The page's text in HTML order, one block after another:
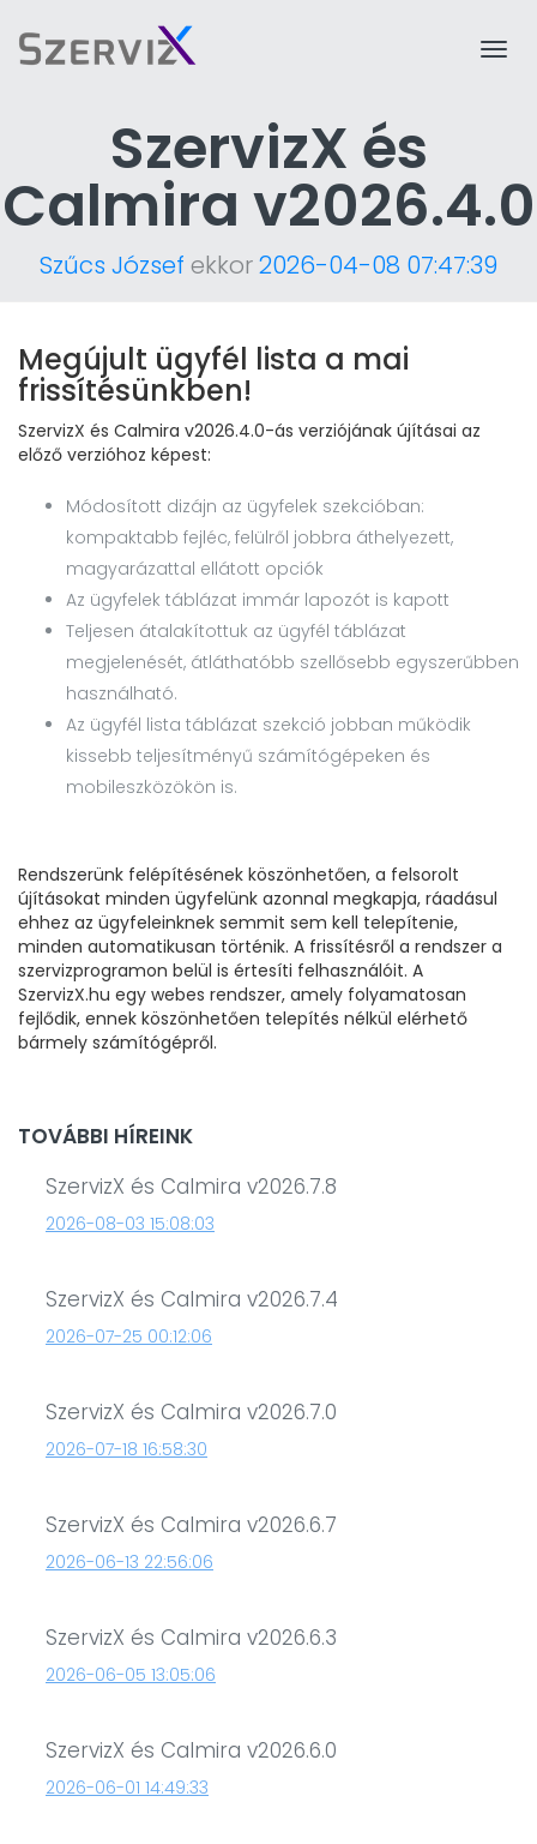
SzervizX és
Calmira v2026.4.0
Szűcs József ekkor2026-04-08 07:47:39
Megújult ügyfél lista a mai
frissítésünkben!
SzervizX és Calmira v2026.4.0-ás verziójának újításai az
előző verzióhoz képest:
Módosított dizájn az ügyfelek szekcióban:
kompaktabb fejléc, felülről jobbra áthelyezett,
magyarázattal ellátott opciók
Az ügyfelek táblázat immár lapozót is kapott
Teljesen átalakítottuk az ügyfél táblázat
megjelenését, átláthatóbb szellősebb egyszerűbben
használható.
Az ügyfél lista táblázat szekció jobban működik
kissebb teljesítményű számítógépeken és
mobileszközökön is.
Rendszerünk felépítésének köszönhetően, a felsorolt
újításokat minden ügyfelünk azonnal megkapja, ráadásul
ehhez az ügyfeleinknek semmit sem kell telepítenie,
minden automatikusan történik. A frissítésről a rendszer a
szervizprogramon belül is értesíti felhasználóit. A
SzervizX.hu egy webes rendszer, amely folyamatosan
fejlődik, ennek köszönhetően telepítés nélkül elérhető
bármely számítógépről.
TOVÁBBI HÍREINK
SzervizX és Calmira v2026.7.8
2026-08-03 15:08:03
SzervizX és Calmira v2026.7.4
2026-07-25 00:12:06
SzervizX és Calmira v2026.7.0
2026-07-18 16:58:30
SzervizX és Calmira v2026.6.7
2026-06-13 22:56:06
SzervizX és Calmira v2026.6.3
2026-06-05 13:05:06
SzervizX és Calmira v2026.6.0
2026-06-01 14:49:33